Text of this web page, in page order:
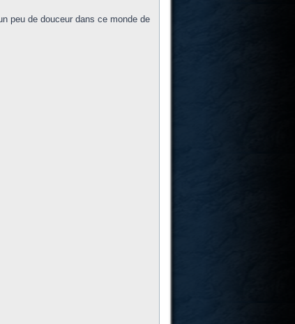
peu de douceur dans ce monde de